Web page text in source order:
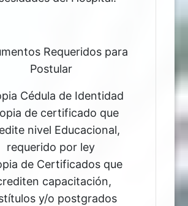
Requeridos para
Postular
Cédula de Identidad
de certificado que
nivel Educacional,
requerido por ley
de Certificados que
capacitación,
y/o postgrados